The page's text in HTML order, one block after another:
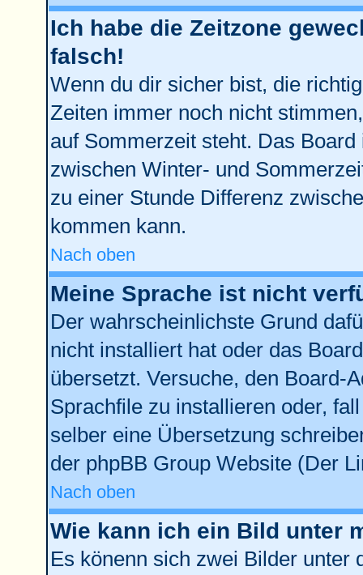
Ich habe die Zeitzone
falsch!
Wenn du dir sicher bist, die
Zeiten immer noch nicht
auf Sommerzeit steht. Das
zwischen Winter- und
zu einer Stunde Differenz
kommen kann.
Nach oben
Meine Sprache ist nicht
Der wahrscheinlichste Grund
nicht installiert hat oder das
übersetzt. Versuche, den Board-
Sprachfile zu installieren oder,
selber eine Übersetzung
der phpBB Group Website (Der
Nach oben
Wie kann ich ein Bild unter
Es könenn sich zwei Bilder unter